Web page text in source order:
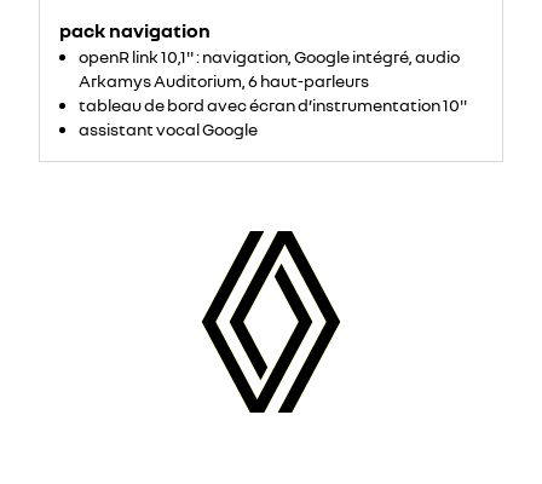
pack navigation
openR link 10,1'' : navigation, Google intégré, audio
Arkamys Auditorium, 6 haut-parleurs
tableau de bord avec écran d’instrumentation 10''
assistant vocal Google